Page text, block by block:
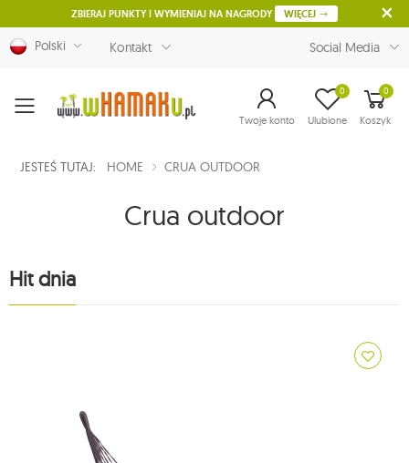
ZBIERAJ PUNKTY I WYMIENIAJ NA NAGRODY WIĘCEJ
Polski Kontakt Social Media
Menu Twoje konto Ulubione
0 0
Koszyk
JESTEŚ TUTAJ: HOME CRUA OUTDOOR
Crua outdoor
Hit dnia